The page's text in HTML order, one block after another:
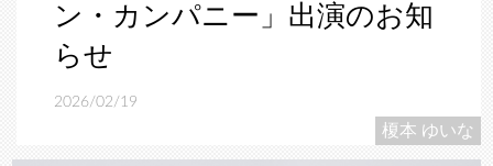
ン・カンパニー」出演のお知
らせ
2026/02/19
榎本 ゆいな